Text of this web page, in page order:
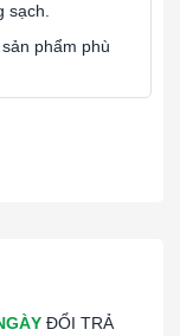
ĐỔI TRẢ
sạch.
phẩm phù